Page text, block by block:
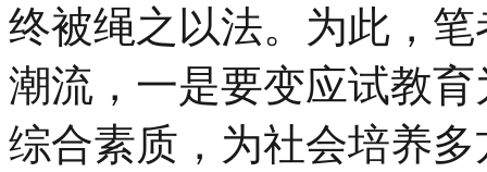
终被绳之以法。为此，
潮流，一是要变应试教
综合素质，为社会培养